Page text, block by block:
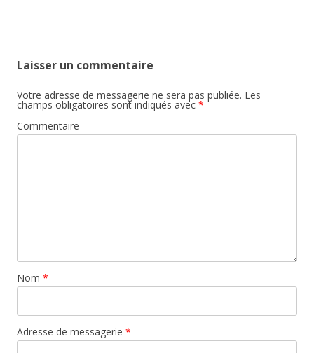
Laisser un commentaire
Votre adresse de messagerie ne sera pas publiée. Les
champs obligatoires sont indiqués avec *
Commentaire
Nom *
Adresse de messagerie *